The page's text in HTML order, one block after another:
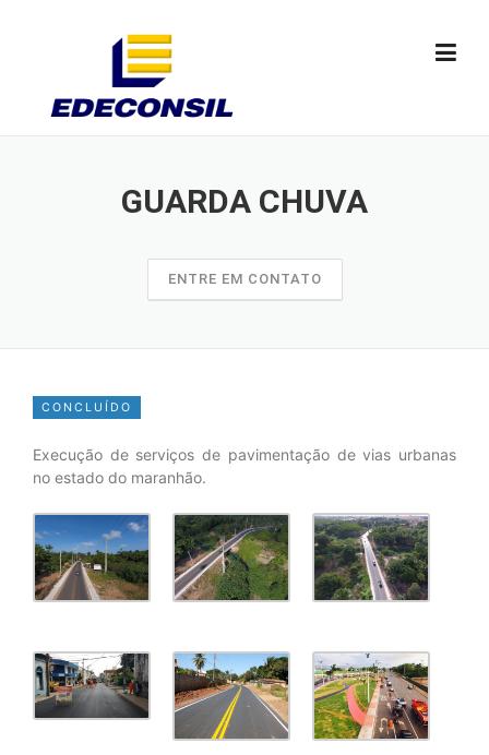
GUARDA CHUVA
ENTRE EM CONTATO
CONCLUÍDO
Execução de serviços de pavimentação de vias urbanas
no estado do maranhão.